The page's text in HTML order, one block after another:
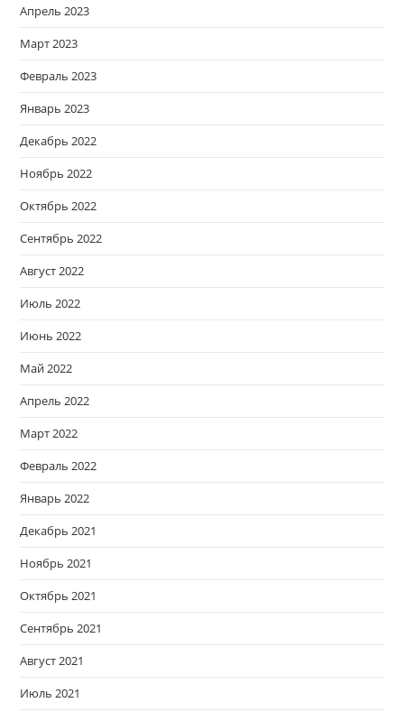
Апрель 2023
Март 2023
Февраль 2023
Январь 2023
Декабрь 2022
Ноябрь 2022
Октябрь 2022
Сентябрь 2022
Август 2022
Июль 2022
Июнь 2022
Май 2022
Апрель 2022
Март 2022
Февраль 2022
Январь 2022
Декабрь 2021
Ноябрь 2021
Октябрь 2021
Сентябрь 2021
Август 2021
Июль 2021